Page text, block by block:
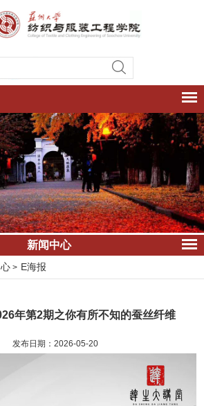
新闻中心
> E海报
年第2期之你有所不知的蚕丝纤维
发布日期：2026-05-20